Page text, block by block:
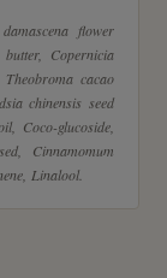
flower
Copernicia
cacao
chinensis seed
Coco-glucoside,
Cinnamomum
Linalool.